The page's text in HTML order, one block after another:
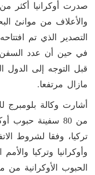
والأعلاف من موانئ
التصدير الذي تم
في حين أن عدد السفن
قبل التوجه إلى الدول
مازال مرتفعا.
أشارت وكالة بلومبرج
من 80 سفينة
تركيا، وفقا لشروط
وأوكرانيا وتركيا
الحبوب الأوكرانية من